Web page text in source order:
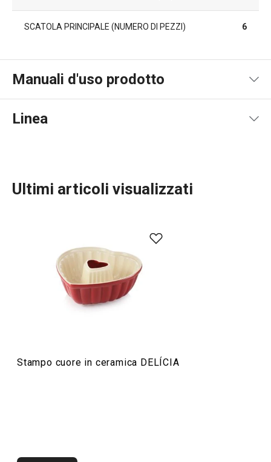
SCATOLA PRINCIPALE (NUMERO DI PEZZI) 6
Manuali d'uso prodotto
Linea
Cuocere in forno
Preparazione degli alimenti
Ultimi articoli visualizzati
Stampo cuore in ceramica DELÍCIA